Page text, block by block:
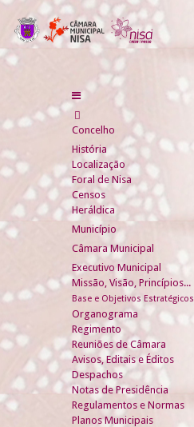
Concelho
História
Localização
Foral de Nisa
Censos
Heráldica
Município
Câmara Municipal
Executivo Municipal
Missão, Visão, Princípios...
Base e Objetivos Estratégicos
Organograma
Regimento
Reuniões de Câmara
Avisos, Editais e Éditos
Despachos
Notas de Presidência
Regulamentos e Normas
Planos Municipais